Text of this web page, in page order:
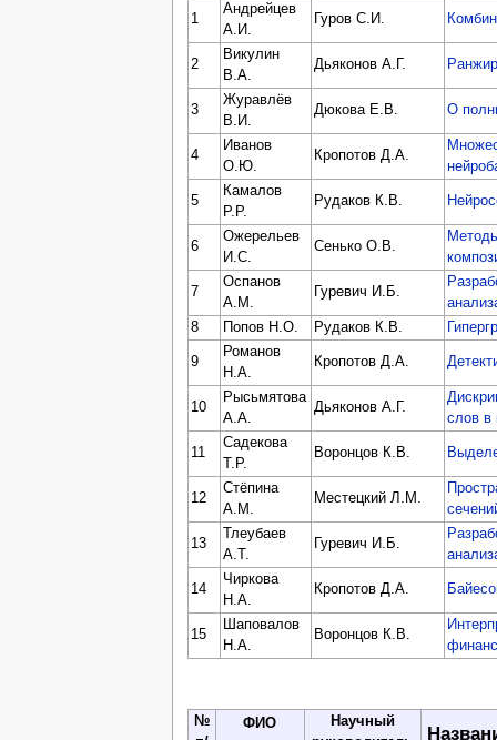
1
Андрейцев
А.И.
Гуров С.И.
2
Викулин
В.А.
Дьяконов А.Г.
3
Журавлёв
В.И.
Дюкова Е.В. О
4
Иванов
О.Ю.
Кропотов Д.А.
5
Камалов
Р.Р.
Рудаков К.В.
6
Ожерельев
И.С.
Сенько О.В.
7
Оспанов
А.М.
Гуревич И.Б.
8
Попов Н.О. Рудаков К.В.
9
Романов
Н.А.
Кропотов Д.А.
10
Рысьмятова
А.А.
Дьяконов А.Г.
слов в
11
Садекова
Т.Р.
Воронцов К.В.
12
Стёпина
А.М.
Местецкий Л.М.
13
Тлеубаев
А.Т.
Гуревич И.Б.
14
Чиркова
Н.А.
Кропотов Д.А.
15
Шаповалов
Н.А.
Воронцов К.В.
№
ФИО
Научный